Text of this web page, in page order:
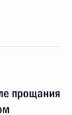
прощания